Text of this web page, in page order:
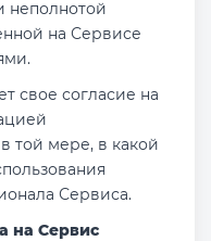
неполнотой
на Сервисе
свое согласие на
той мере, в какой
Сервиса.
на Сервис